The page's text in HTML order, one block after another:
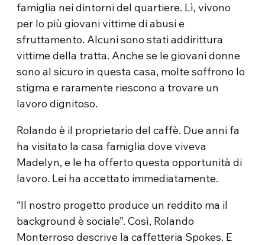
famiglia nei dintorni del quartiere. Lì, vivono
per lo più giovani vittime di abusi e
sfruttamento. Alcuni sono stati addirittura
vittime della tratta. Anche se le giovani donne
sono al sicuro in questa casa, molte soffrono lo
stigma e raramente riescono a trovare un
lavoro dignitoso.
Rolando è il proprietario del caffè. Due anni fa
ha visitato la casa famiglia dove viveva
Madelyn, e le ha offerto questa opportunità di
lavoro. Lei ha accettato immediatamente.
“Il nostro progetto produce un reddito ma il
background è sociale”. Così, Rolando
Monterroso descrive la caffetteria Spokes. E